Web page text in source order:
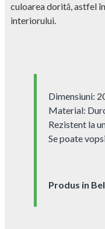
culoarea dorită, astfel
interiorului.
Dimensiuni:
Material:
Rezistent la
Se poate
Produs in